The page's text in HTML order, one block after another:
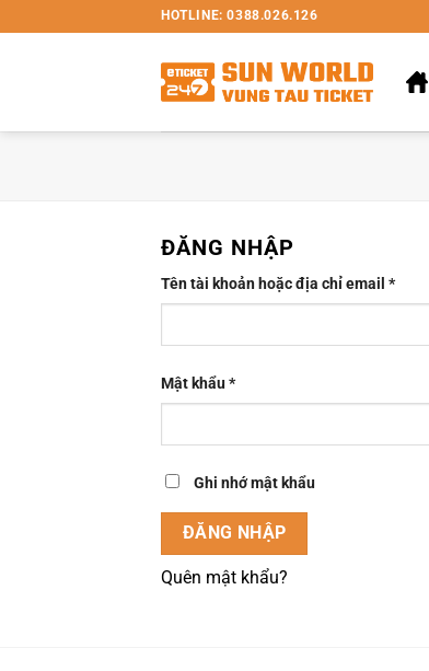
qua
HOTLINE: 0388.026.126
ĐĂNG NHẬP
Tên tài khoản hoặc địa chỉ email *Bắt
buộc
Mật khẩu*Bắt
buộc
Ghi nhớ mật khẩu
ĐĂNG NHẬP
Quên mật khẩu?